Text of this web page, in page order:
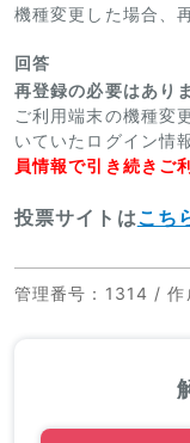
機種変更した場合、
回答
再登録の必要はあり
ご利用端末の機種変
いていたログイン情
員情報で引き続きご
投票サイトはこち
管理番号 ：1314 /作